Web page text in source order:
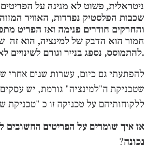
ניטראלית, פשוט לא מגינה על
שכבות הפלסטיק נפרדות, האוויר
והחרקים חודרים פנימה ואז הפריט
חמור הוא הדבק של למינציה, הוא זה
להתמוסס, נספג בנייר וגורם לשינויים לא רצויים.
להפתעתי גם כיום, עשרות שנים אחרי
שטכניקת ה"למינציה" גורמת, יש
ללקוחותיהם על טכניקה זו כ "טכניקת
אז איך שומרים על הפריטים החשובים
נכונה?